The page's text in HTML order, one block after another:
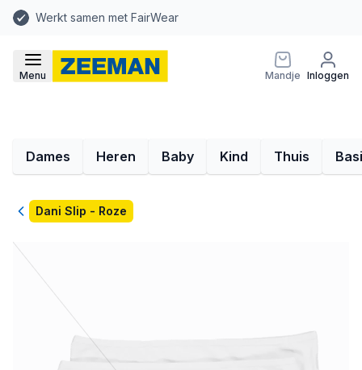
Werkt samen met FairWear
Menu Mandje Inloggen
Dames Heren Baby Kind Thuis
TerugDani Slip - Roze